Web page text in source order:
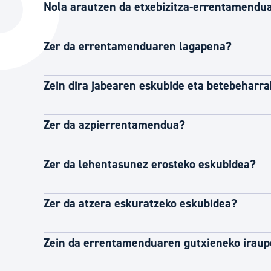
Hiria
Hiria orain
Etorkizuneko hiria
Albisteak
Kultur
Nola arautzen da etxebizitza-
Zer da errentamenduaren lagapena?
Zein dira jabearen eskubide eta
Zer da azpierrentamendua?
Zer da lehentasunez erosteko eskubidea?
Zer da atzera eskuratzeko eskubidea?
Zein da errentamenduaren gutxieneko